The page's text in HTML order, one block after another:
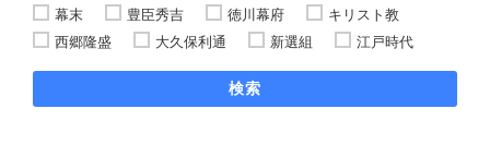
幕末
豊臣秀吉 徳川幕府
キリスト教
西郷隆盛
大久保利通 新選組 江戸時代
検索